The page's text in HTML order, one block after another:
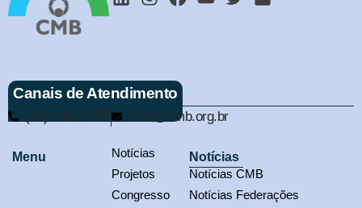
Canais de Atendimento
(61) 3321-9563 cmb@cmb.org.br
Menu
Notícias
Projetos
Congresso
Notícias
Notícias CMB
Notícias Federações